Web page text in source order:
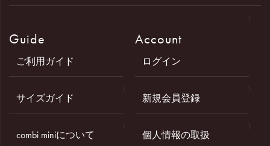
Guide
ご利用ガイド
サイズガイド
combi miniについて
Account
ログイン
新規会員登録
個人情報の取扱